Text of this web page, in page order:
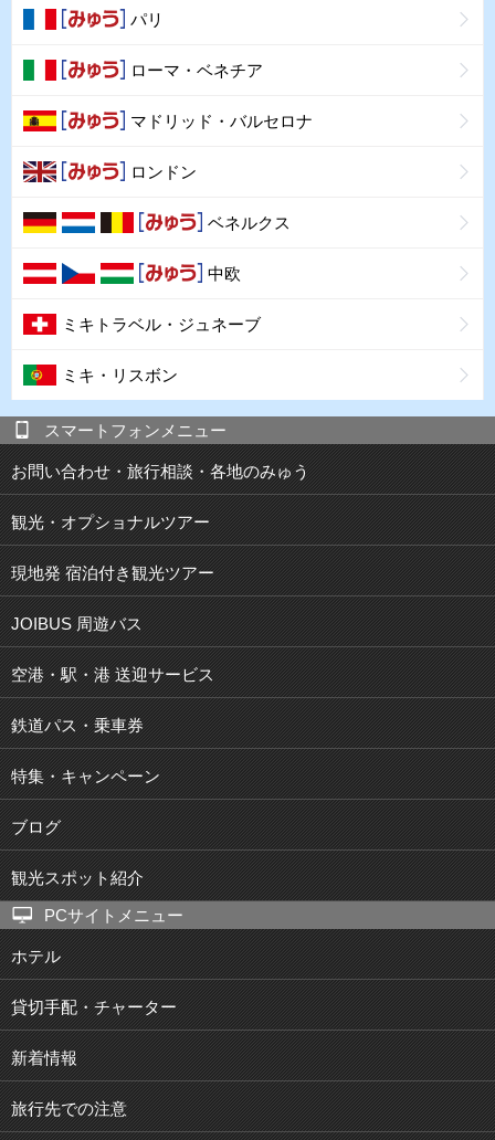
パリ
ローマ・ベネチア
マドリッド・バルセロナ
ロンドン
ベネルクス
中欧
ミキトラベル・ジュネーブ
ミキ・リスボン
スマートフォンメニュー
お問い合わせ・旅行相談・各地のみゅう
観光・オプショナルツアー
現地発 宿泊付き観光ツアー
JOIBUS 周遊バス
空港・駅・港 送迎サービス
鉄道パス・乗車券
特集・キャンペーン
ブログ
観光スポット紹介
PCサイトメニュー
ホテル
貸切手配・チャーター
新着情報
旅行先での注意